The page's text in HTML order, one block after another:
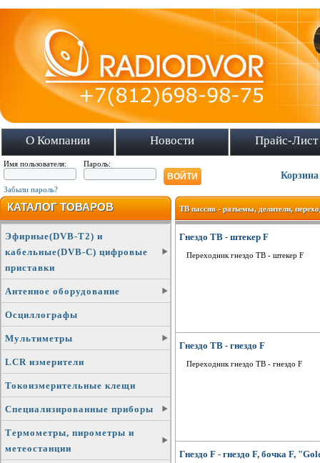
О Компании Новости Прайс-Лист
Имя пользователя: Пароль:
Забыли пароль?
Корзина
КАТАЛОГ ТОВАРОВ
Эфирные(DVB-T2) и
кабельные(DVB-C) цифровые
приставки
Антенное оборудование
Осциллографы
Мультиметры
LCR измерители
Токоизмерительные клещи
Специализированные приборы
Термометры, пирометры и
метеостанции
ТВ пассив - разъемы, делители,
Гнездо ТВ - штекер F
Переходник гнездо ТВ - штекер F
Гнездо ТВ - гнездо F
Переходник гнездо ТВ - гнездо F
Гнездо F - гнездо F, бочка F,